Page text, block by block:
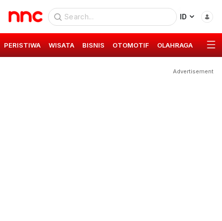
ID
PERISTIWA WISATA BISNIS OTOMOTIF OLAHRAGA GAYA
Advertisement